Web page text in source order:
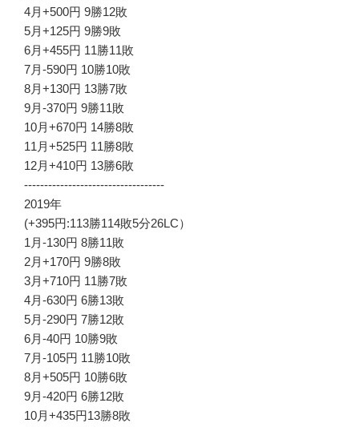
4月+500円 9勝12敗
5月+125円 9勝9敗
6月+455円 11勝11敗
7月-590円 10勝10敗
8月+130円 13勝7敗
9月-370円 9勝11敗
10月+670円 14勝8敗
11月+525円 11勝8敗
12月+410円 13勝6敗
-----------------------------------
2019年
(+395円:113勝114敗5分26LC）
1月-130円 8勝11敗
2月+170円 9勝8敗
3月+710円 11勝7敗
4月-630円 6勝13敗
5月-290円 7勝12敗
6月-40円 10勝9敗
7月-105円 11勝10敗
8月+505円 10勝6敗
9月-420円 6勝12敗
10月+435円13勝8敗